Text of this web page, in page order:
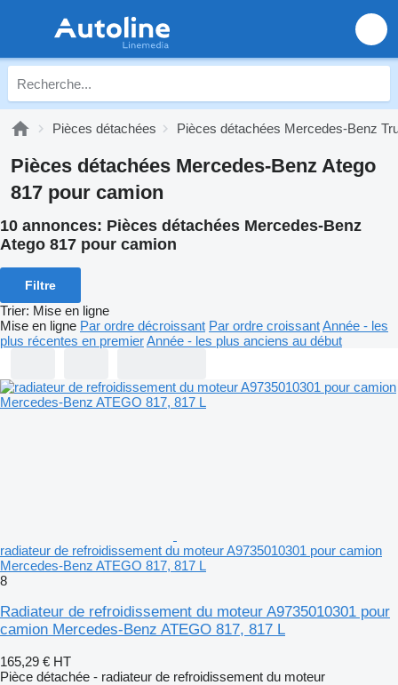
Pièces détachées Pièces détachées Mercedes-Benz
Pièces détachées Mercedes-Benz Atego
817 pour camion
10 annonces: Pièces détachées Mercedes-Benz
Atego 817 pour camion
Filtre
Trier: Mise en ligne
Mise en ligne Par ordre décroissant Par ordre croissantAnnée - les
plus récentes en premierAnnée - les plus anciens au début
radiateur de refroidissement du moteur A9735010301 pour camion
Mercedes-Benz ATEGO 817, 817 L
8
Radiateur de refroidissement du moteur A9735010301 pour
camion Mercedes-Benz ATEGO 817, 817 L
165,29 € HT
Pièce détachée - radiateur de refroidissement du moteur